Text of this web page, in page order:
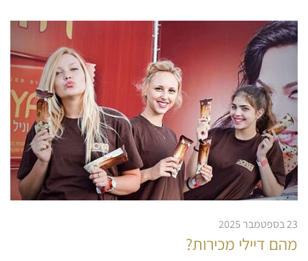
23 בספטמבר 2025
מהם דיילי מכירות?